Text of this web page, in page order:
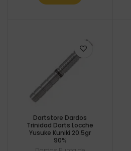
Dartstore Dardos
Trinidad Darts Locche
Yusuke Kuniki 20.5gr
90%